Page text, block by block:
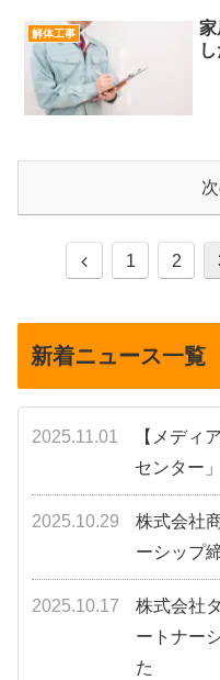
解体工事
家
前
1 2
新着ニュース一覧
2025.11.01
【メディ
センター
2025.10.29
株式会社
ーシップ
2025.10.17
株式会社
ートナー
た